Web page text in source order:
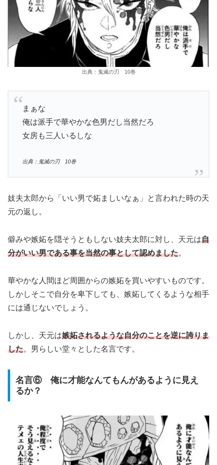
出典：鬼滅の刃 10巻
まぁな
俺は派手で華やかな色男だし当然だろ
女房も三人いるしな
出典：鬼滅の刃 10巻
妓夫太郎から「いい男で妬ましいなぁ」と言われた時の天
元の返し。
僻みや嫉妬を隠そうともしない妓夫太郎に対し、天元は自
分がいい男である事を当然の事として認めました。
華やかな人間ほど周囲からの嫉妬を買いやすいものです。
しかしそこで自分を卑下しても、嫉妬してくるような相手
には通じないでしょう。
しかし、天元は嫉妬されるような自分のことを逆に誇りま
した。男らしい堂々とした名言です。
名言⑥ 俺に才能なんてもんがあるように見え
るか？